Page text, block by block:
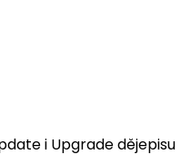
i Upgrade dějepisu